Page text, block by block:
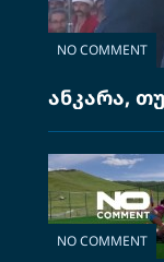
NO COMMENT
ანკარა,
NO COMMENT